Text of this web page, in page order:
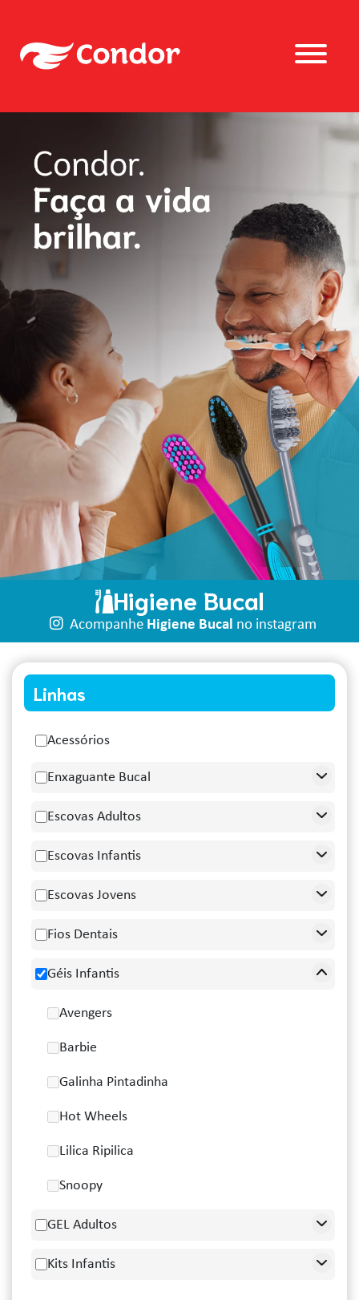
Higiene Bucal
Acompanhe Higiene Bucal no instagram
Linhas
Acessórios
Enxaguante Bucal
Escovas Adultos
Escovas Infantis
Escovas Jovens
Fios Dentais
Géis Infantis
Avengers
Barbie
Galinha Pintadinha
Hot Wheels
Lilica Ripilica
Snoopy
GEL Adultos
Kits Infantis